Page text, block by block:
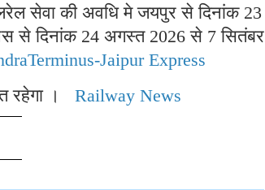
सेवा की अवधि मे जयपुर से दिनांक 23
से दिनांक 24 अगस्त 2026 से 7 सितंबर
Jaipur Express
रहेगा । Railway News